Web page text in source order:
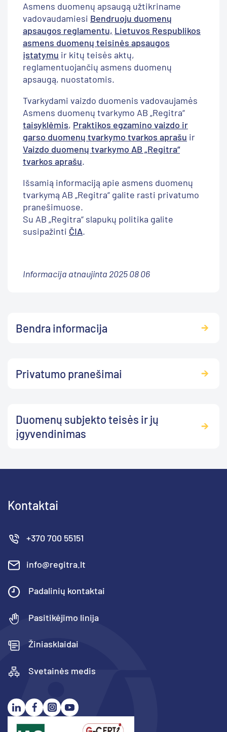
Asmens duomenų apsaugą užtikriname
vadovaudamiesi Bendruoju duomenų
apsaugos reglamentu, Lietuvos Respublikos
asmens duomenų teisinės apsaugos
įstatymu ir kitų teisės aktų,
reglamentuojančių asmens duomenų
apsaugą, nuostatomis.
Tvarkydami vaizdo duomenis vadovaujamės
Asmens duomenų tvarkymo AB „Regitra“
taisyklėmis, Praktikos egzamino vaizdo ir
garso duomenų tvarkymo tvarkos aprašu ir
Vaizdo duomenų tvarkymo AB „Regitra“
tvarkos aprašu.
Išsamią informaciją apie asmens duomenų
tvarkymą AB „Regitra“ galite rasti privatumo
pranešimuose.
Su AB „Regitra“ slapukų politika galite
susipažinti ČIA.
Informacija atnaujinta 2025 08 06
Bendra informacija
Privatumo pranešimai
Duomenų subjekto teisės ir jų
įgyvendinimas
Kontaktai
+370 700 55151
info@regitra.lt
Padalinių kontaktai
Pasitikėjimo linija
Žiniasklaidai
Svetainės medis